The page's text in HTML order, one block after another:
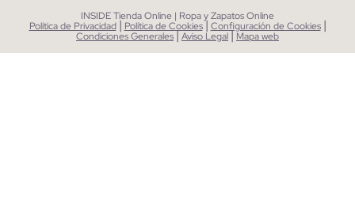
INSIDE Tienda Online | Ropa y Zapatos Online
Política de Privacidad | Política de Cookies| Configuración de Cookies |
Condiciones Generales|Aviso Legal| Mapa web